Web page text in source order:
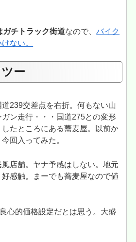
ガチトラック街道なので、バイク
ない。
ー
239交差点を右折。何もない山
ン走行・・・国道275との変形
たところにある蕎麦屋。以前か
回入ってみた。
店舗。ヤナ予感はしない。地元
感触。まーでも蕎麦屋なので値
心的価格設定だとは思う。大盛